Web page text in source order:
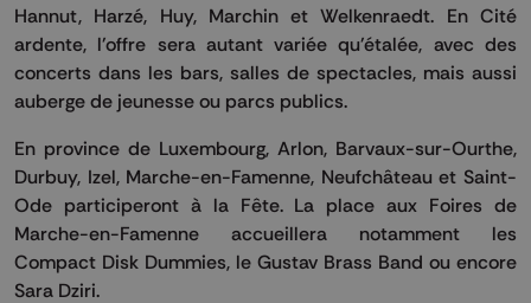
Hannut, Harzé, Huy, Marchin et Welkenraedt. En Cité
ardente, l'offre sera autant variée qu'étalée, avec des
concerts dans les bars, salles de spectacles, mais aussi
auberge de jeunesse ou parcs publics.
En province de Luxembourg, Arlon, Barvaux-sur-Ourthe,
Durbuy, Izel, Marche-en-Famenne, Neufchâteau et Saint-
Ode participeront à la Fête. La place aux Foires de
Marche-en-Famenne accueillera notamment les
Compact Disk Dummies, le Gustav Brass Band ou encore
Sara Dziri.